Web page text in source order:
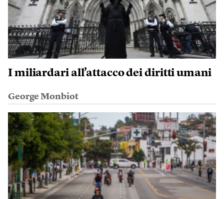
I miliardari all’attacco dei diritti umani
George Monbiot